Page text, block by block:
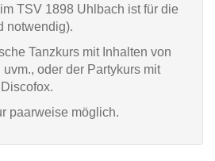
TSV 1898 Uhlbach ist für die
notwendig).
Tanzkurs mit Inhalten von
oder der Partykurs mit
paarweise möglich.